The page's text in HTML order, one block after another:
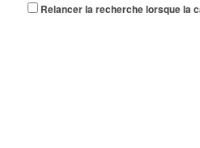
Relancer la recherche lorsque la